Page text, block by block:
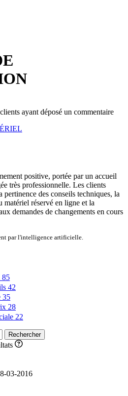
clients ayant déposé un commentaire
positive, portée par un accueil
très professionnelle. Les clients
des conseils techniques, la
matériel réservé en ligne et la
demandes de changements en cours
par l'intelligence artificielle.
85
42
35
28
22
Rechercher
03-2016